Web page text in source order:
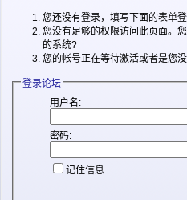
您还没有登录，填写下面的表单
您没有足够的权限访问此页面。
的系统?
您的帐号正在等待激活或者是您
登录论坛
用户名:
密码:
记住信息